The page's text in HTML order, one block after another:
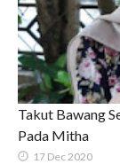
Takut Bawang
Pada Mitha
17 Dec 2020